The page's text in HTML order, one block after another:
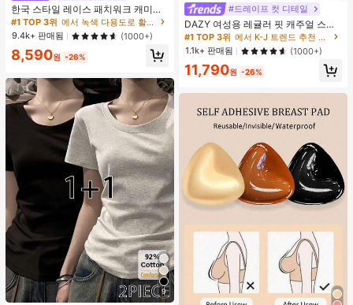
한국 스타일 레이스 패치워크 캐미솔
탱크 탑, Y2K 에스테틱, 스트리트웨어
캐주얼 여름
#1 TOP 3위
에서 녹색 다용도로 활용 가능한 데일리 탑
9.4k+ 판매됨
(1000+)
8,590원 -26%
9
#2 TOP 3위
에서 피부 친화적 여성 상의, 블라우스 & 티
#드레이프 컷 디테일
DAZY 여성용 레귤러 핏 캐주얼 스포
츠 지퍼업 봄버 재킷, 봄, 가을 여성 의
류 여성 코트
#1 TOP 3위
에서 K-J 트렌드 추천 상품 여성 아우터웨어
1.1k+ 판매됨
(1000+)
11,790원 -26%